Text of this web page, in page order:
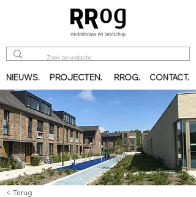
NIEUWS. PROJECTEN. RROG. CONTACT.
< Terug